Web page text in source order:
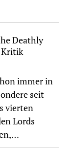
Deathly
Kritik
immer in
seit
vierten
Lords